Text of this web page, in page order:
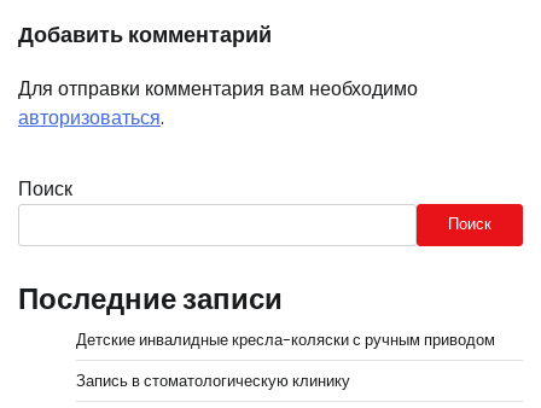
Добавить комментарий
Для отправки комментария вам необходимо
авторизоваться.
Поиск
Поиск
Последние записи
Детские инвалидные кресла-коляски с ручным приводом
Запись в стоматологическую клинику